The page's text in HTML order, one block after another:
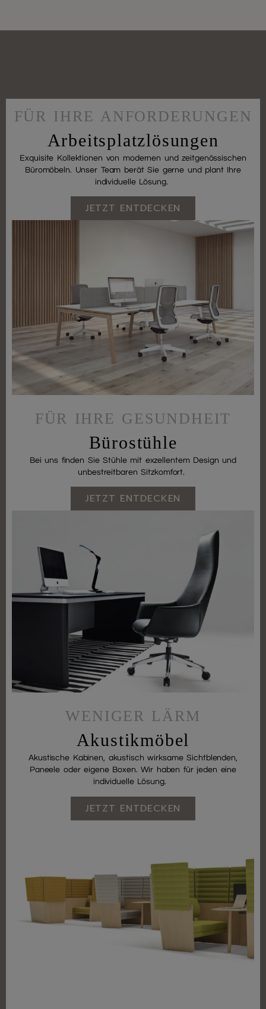
WENIGER LÄRM
Akustikmöbel
Akustische Kabinen, akustisch wirksame Sichtblenden,
Paneele oder eigene Boxen. Wir haben für jeden eine
individuelle Lösung.
JETZT ENTDECKEN
FÜR IHRE ANFORDERUNGEN
Arbeitsplatzlösungen
Exquisite Kollektionen von modernen und zeitgenössischen
Büromöbeln. Unser Team berät Sie gerne und plant Ihre
individuelle Lösung.
JETZT ENTDECKEN
FÜR IHRE GESUNDHEIT
Bürostühle
Bei uns finden Sie Stühle mit exzellentem Design und
unbestreitbaren Sitzkomfort.
JETZT ENTDECKEN